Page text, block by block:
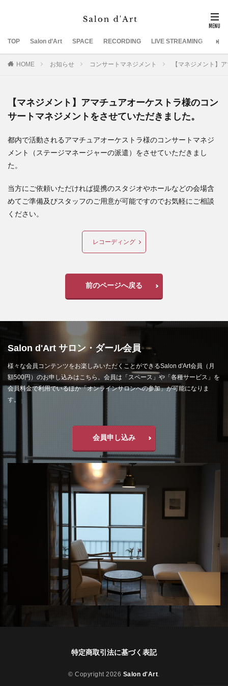
TOP Salon d’Art SPACE RECORDING LIVE STREAMING
HOME お知らせ コンサートマネジメント 【マネジメント】
【マネジメント】アマチュアオーケストラ様のコン
サートマネジメントをさせていただきました。
都内で活動されるアマチュアオーケストラ様のコンサートマネジ
メント（ステージマネージャーの派遣）をさせていただきまし
た。
当方にご依頼いただければ提携のスタジオやホールなどの会場含
めてご準備及びスタッフのご用意が可能ですのでお気軽にご相談
ください。
レコーディング
前のページへ戻る
Salon d'Art サロン・ダール会員
様々な会員コンテンツをお楽しみいただくことができるSalon d'Art会員（月
額500円）のお申し込みはこちら。会員は「スペース」や「各種サービス」を
会員料金で利用でいるほか「オンラインサロンへの参加」が可能になりま
す。
会員申し込み
特定商取引法に基づく表記
© Copyright 2026 Salon d'Art